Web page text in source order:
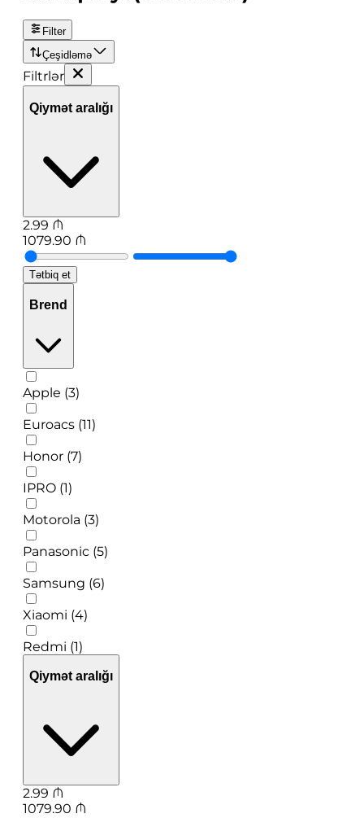
Filter
Çeşidləmə
Filtrlər
Qiymət aralığı
2.99 ₼
1079.90 ₼
Tətbiq et
Brend
Apple (3)
Euroacs (11)
Honor (7)
IPRO (1)
Motorola (3)
Panasonic (5)
Samsung (6)
Xiaomi (4)
Redmi (1)
Qiymət aralığı
2.99 ₼
1079.90 ₼